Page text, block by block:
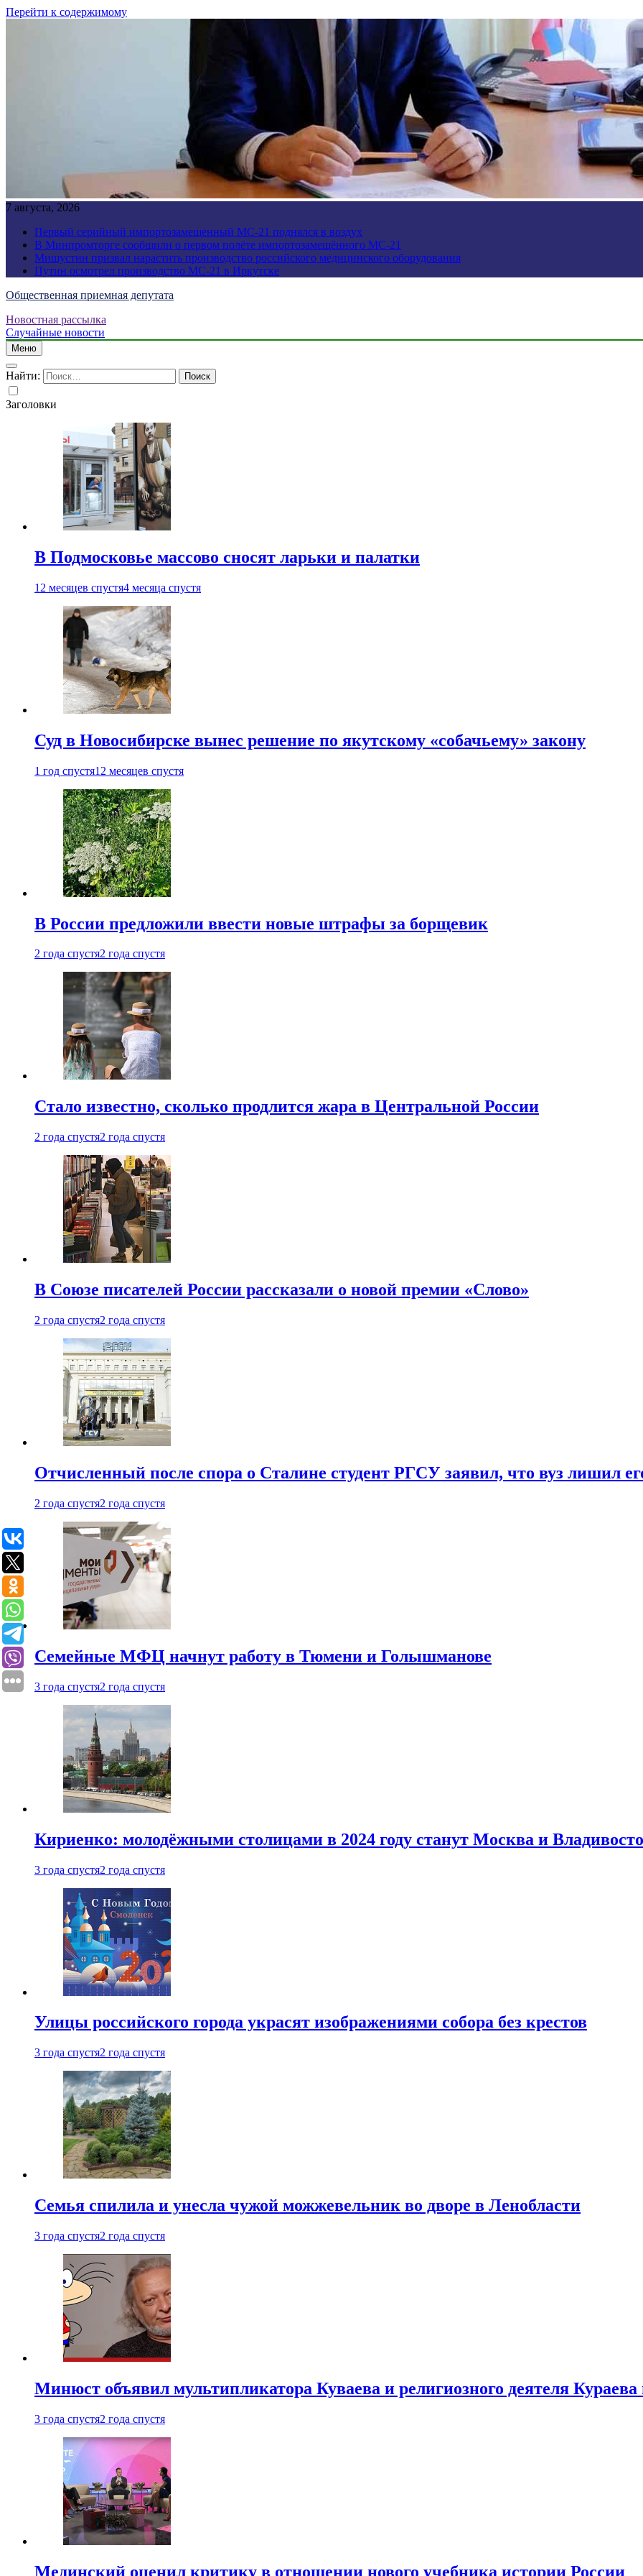
Перейти к содержимому
7 августа, 2026
Первый серийный импортозамещенный МС-21 поднялся в воздух
В Минпромторге сообщили о первом полёте импортозамещённого МС-21
Мишустин призвал нарастить производство российского медицинского оборудования
Путин осмотрел производство МС-21 в Иркутске
Общественная приемная депутата
Новостная рассылка
Случайные новости
Меню
Найти:
Заголовки
В Подмосковье массово сносят ларьки и палатки
12 месяцев спустя4 месяца спустя
Суд в Новосибирске вынес решение по якутскому «собачьему» закону
1 год спустя12 месяцев спустя
В России предложили ввести новые штрафы за борщевик
2 года спустя2 года спустя
Стало известно, сколько продлится жара в Центральной России
2 года спустя2 года спустя
В Союзе писателей России рассказали о новой премии «Слово»
2 года спустя2 года спустя
Отчисленный после спора о Сталине студент РГСУ заявил, что вуз лишил
2 года спустя2 года спустя
Семейные МФЦ начнут работу в Тюмени и Голышманове
3 года спустя2 года спустя
Кириенко: молодёжными столицами в 2024 году станут Москва и
3 года спустя2 года спустя
Улицы российского города украсят изображениями собора без крестов
3 года спустя2 года спустя
Семья спилила и унесла чужой можжевельник во дворе в Ленобласти
3 года спустя2 года спустя
Минюст объявил мультипликатора Куваева и религиозного деятеля
3 года спустя2 года спустя
Мединский оценил критику в отношении нового учебника истории России